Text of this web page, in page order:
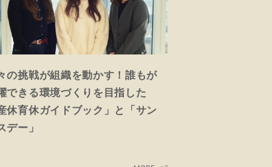
の挑戦が組織を動かす！誰もが
できる環境づくりを目指した
休育休ガイドブック」と「サン
デー」